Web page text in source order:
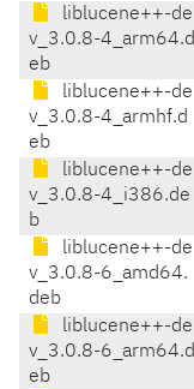
liblucene++-de
v_3.0.8-4_arm64.d
eb
liblucene++-de
v_3.0.8-4_armhf.d
eb
liblucene++-de
v_3.0.8-4_i386.de
b
liblucene++-de
v_3.0.8-6_amd64.
deb
liblucene++-de
v_3.0.8-6_arm64.d
eb